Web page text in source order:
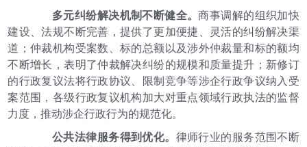
多元纠纷解决机制不断健全。商事调解的组织加快
建设、法规不断完善，提供了更加便捷、灵活的纠纷解决渠
道；仲裁机构受案数、标的总额以及涉外仲裁量和标的额均
不断增长，表明了仲裁解决纠纷的规模和质量提升；新修订
的行政复议法将行政协议、限制竞争等涉企行政争议纳入受
案范围，各级行政复议机构加大对重点领域行政执法的监督
力度，推动涉企行政行为的规范化。
公共法律服务得到优化。 律师行业的服务范围不断